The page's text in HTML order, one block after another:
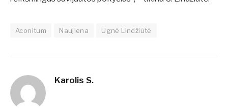
Aconitum Naujiena Ugnė Lindžiūtė
Karolis S.